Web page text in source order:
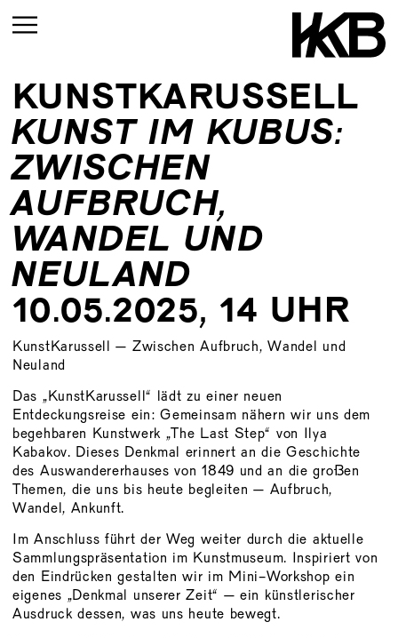
AKTUELL
VORSCHAU
RÜCKBLICK
AKTUELL
VORSCHAU
RÜCKBLICK
VORSTAND
MITGLIED
WERDEN
SATZUNG
KUNSTKARUSSELL
KUNST IM KUBUS:
ZWISCHEN
AUFBRUCH,
WANDEL UND
NEULAND
10.05.2025, 14 UHR
KunstKarussell – Zwischen Aufbruch, Wandel und
Neuland
Das „KunstKarussell“ lädt zu einer neuen
Entdeckungsreise ein: Gemeinsam nähern wir uns dem
begehbaren Kunstwerk „The Last Step“ von Ilya
Kabakov. Dieses Denkmal erinnert an die Geschichte
des Auswandererhauses von 1849 und an die großen
Themen, die uns bis heute begleiten – Aufbruch,
Wandel, Ankunft.
Im Anschluss führt der Weg weiter durch die aktuelle
Sammlungspräsentation im Kunstmuseum. Inspiriert von
den Eindrücken gestalten wir im Mini-Workshop ein
eigenes „Denkmal unserer Zeit“ – ein künstlerischer
Ausdruck dessen, was uns heute bewegt.